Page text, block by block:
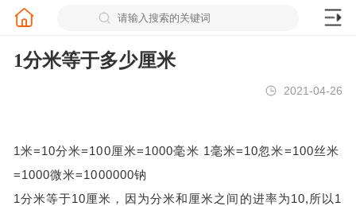
1分米等于多少厘米
2021-04-26
1米=10分米=100厘米=1000毫米 1毫米=10忽米=100丝米
=1000微米=1000000钠
1分米等于10厘米，因为分米和厘米之间的进率为10,所以1